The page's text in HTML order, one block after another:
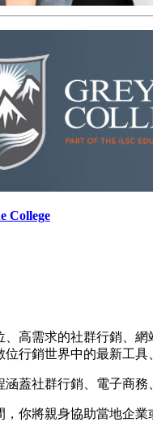
College
高需求的社群行銷、網
行銷世界中的最新工具
蓋社群行銷、電子商務
你將親身協助當地企業